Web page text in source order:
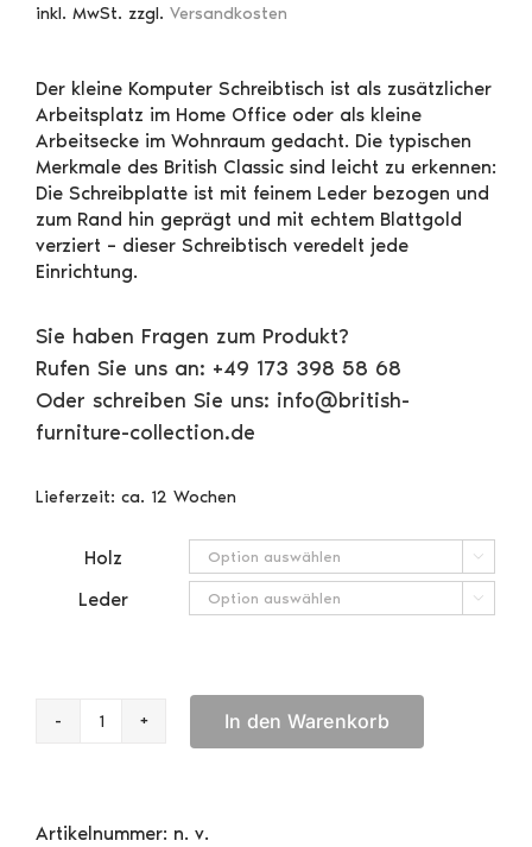
inkl. MwSt. zzgl. Versandkosten
Der kleine Komputer Schreibtisch ist als zusätzlicher
Arbeitsplatz im Home Office oder als kleine
Arbeitsecke im Wohnraum gedacht. Die typischen
Merkmale des British Classic sind leicht zu erkennen:
Die Schreibplatte ist mit feinem Leder bezogen und
zum Rand hin geprägt und mit echtem Blattgold
verziert – dieser Schreibtisch veredelt jede
Einrichtung.
Sie haben Fragen zum Produkt?
Rufen Sie uns an: +49 173 398 58 68
Oder schreiben Sie uns: info@british-
furniture-collection.de
Lieferzeit: ca. 12 Wochen
Holz 
Leder 
Komputer
In den Warenkorb
Artikelnummer: n. v.